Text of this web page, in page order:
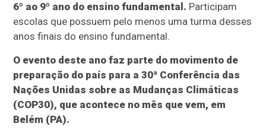
6º ao 9º ano do ensino fundamental. Participam
escolas que possuem pelo menos uma turma desses
anos finais do ensino fundamental.
O evento deste ano faz parte do movimento de
preparação do país para a 30ª Conferência das
Nações Unidas sobre as Mudanças Climáticas
(COP30), que acontece no mês que vem, em
Belém (PA).